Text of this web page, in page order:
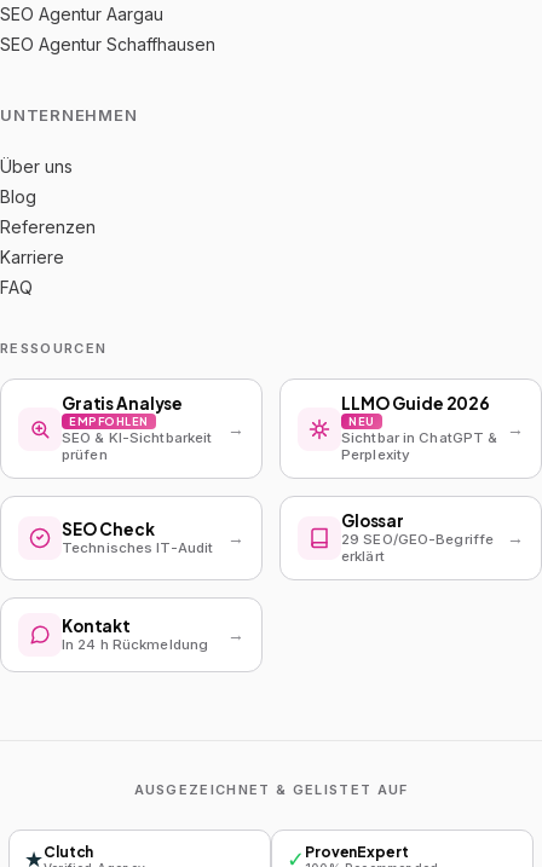
SEO Agentur Aargau
SEO Agentur Schaffhausen
UNTERNEHMEN
Über uns
Blog
Referenzen
Karriere
FAQ
RESSOURCEN
Gratis Analyse
EMPFOHLEN
SEO & KI-Sichtbarkeit
prüfen
→
LLMO Guide 2026
NEU
Sichtbar in ChatGPT &
Perplexity
→
SEO Check
Technisches IT-Audit →
Glossar
29 SEO/GEO-Begriffe
erklärt
→
Kontakt
In 24 h Rückmeldung →
AUSGEZEICHNET & GELISTET AUF
★Clutch ✓ ProvenExpert